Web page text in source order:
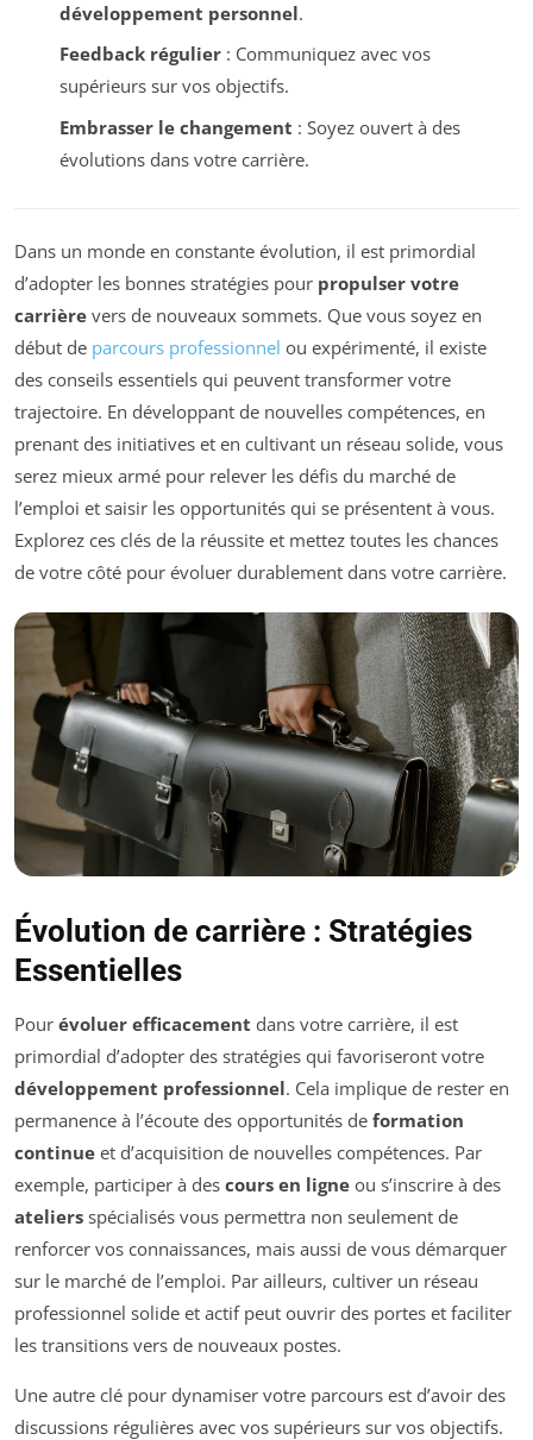
développement personnel.
Feedback régulier: Communiquez avec vos
supérieurs sur vos objectifs.
Embrasser le changement : Soyez ouvert à des
évolutions dans votre carrière.
Dans un monde en constante évolution, il est primordial
d’adopter les bonnes stratégies pour propulser votre
carrière vers de nouveaux sommets. Que vous soyez en
début de parcours professionnel ou expérimenté, il existe
des conseils essentiels qui peuvent transformer votre
trajectoire. En développant de nouvelles compétences, en
prenant des initiatives et en cultivant un réseau solide, vous
serez mieux armé pour relever les défis du marché de
l’emploi et saisir les opportunités qui se présentent à vous.
Explorez ces clés de la réussite et mettez toutes les chances
de votre côté pour évoluer durablement dans votre carrière.
Évolution de carrière : Stratégies
Essentielles
Pour évoluer efficacement dans votre carrière, il est
primordial d’adopter des stratégies qui favoriseront votre
développement professionnel. Cela implique de rester en
permanence à l’écoute des opportunités de formation
continue et d’acquisition de nouvelles compétences. Par
exemple, participer à des cours en ligne ou s’inscrire à des
ateliers spécialisés vous permettra non seulement de
renforcer vos connaissances, mais aussi de vous démarquer
sur le marché de l’emploi. Par ailleurs, cultiver un réseau
professionnel solide et actif peut ouvrir des portes et faciliter
les transitions vers de nouveaux postes.
Une autre clé pour dynamiser votre parcours est d’avoir des
discussions régulières avec vos supérieurs sur vos objectifs.